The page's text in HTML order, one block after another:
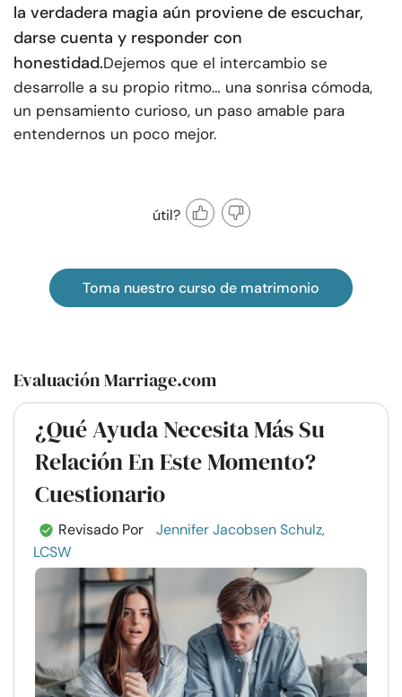
la verdadera magia aún proviene de escuchar,
darse cuenta y responder con
honestidad.Dejemos que el intercambio se
desarrolle a su propio ritmo… una sonrisa cómoda,
un pensamiento curioso, un paso amable para
entendernos un poco mejor.
útil?
Toma nuestro curso de matrimonio
Evaluación Marriage.com
¿Qué Ayuda Necesita Más Su
Relación En Este Momento?
Cuestionario
Revisado Por
Jennifer Jacobsen Schulz,
LCSW